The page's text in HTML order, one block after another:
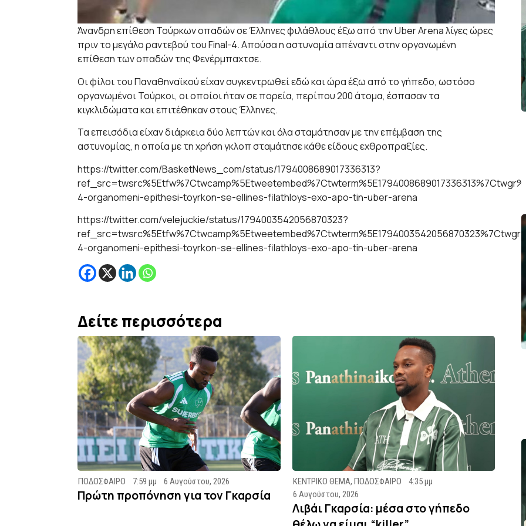
Άνανδρη επίθεση Τούρκων οπαδών σε Έλληνες φιλάθλους έξω από την Uber Arena λίγες ώρες
πριν το μεγάλο ραντεβού του Final-4. Απούσα η αστυνομία απέναντι στην οργανωμένη
επίθεση των οπαδών της Φενέρμπαχτσε.
Οι φίλοι του Παναθηναϊκού είχαν συγκεντρωθεί εδώ και ώρα έξω από το γήπεδο, ωστόσο
οργανωμένοι Τούρκοι, οι οποίοι ήταν σε πορεία, περίπου 200 άτομα, έσπασαν τα
κιγκλιδώματα και επιτέθηκαν στους Έλληνες.
Τα επεισόδια είχαν διάρκεια δύο λεπτών και όλα σταμάτησαν με την επέμβαση της
αστυνομίας, η οποία με τη χρήση γκλοπ σταμάτησε κάθε είδους εχθροπραξίες.
https://twitter.com/BasketNews_com/status/1794008689017336313?
4-organomeni-epithesi-toyrkon-se-ellines-filathloys-exo-apo-tin-uber-arena
https://twitter.com/velejuckie/status/1794003542056870323?
4-organomeni-epithesi-toyrkon-se-ellines-filathloys-exo-apo-tin-uber-arena
Δείτε περισσότερα
ΠΟΔΟΣΦΑΙΡΟ 7:59 μμ 6 Αυγούστου, 2026
Πρώτη προπόνηση για τον Γκαρσία
ΚΕΝΤΡΙΚΟ ΘΕΜΑ, ΠΟΔΟΣΦΑΙΡΟ
4:35 μμ
6 Αυγούστου, 2026
Λιβάι Γκαρσία: μέσα στο γήπεδο